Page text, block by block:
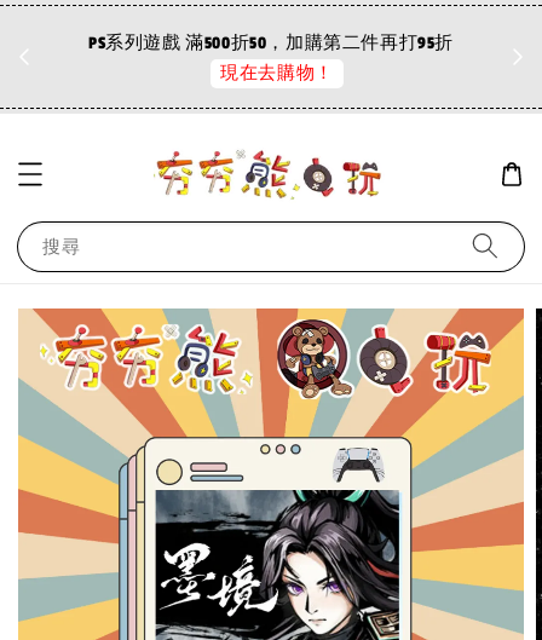
PS系列遊戲 滿500折50，加購第二件再打95折
現在去購物！
搜尋